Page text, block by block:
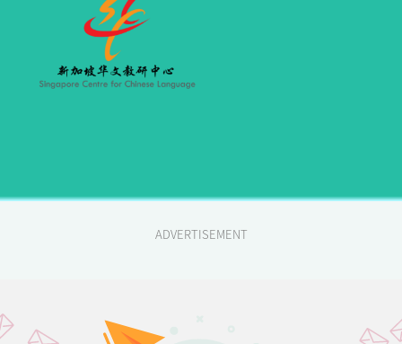
ADVERTISEMENT